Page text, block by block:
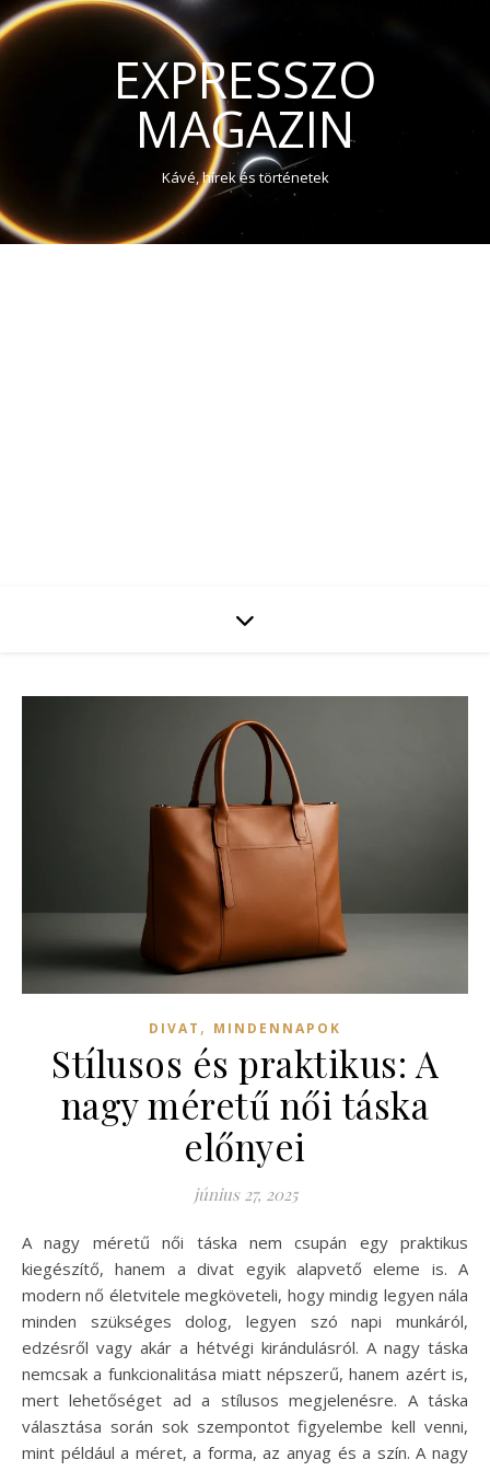
EXPRESSZO
MAGAZIN
Kávé, hírek és történetek
DIVAT , MINDENNAPOK
Stílusos és praktikus: A
nagy méretű női táska
előnyei
június 27, 2025
A nagy méretű női táska nem csupán egy praktikus
kiegészítő, hanem a divat egyik alapvető eleme is. A
modern nő életvitele megköveteli, hogy mindig legyen nála
minden szükséges dolog, legyen szó napi munkáról,
edzésről vagy akár a hétvégi kirándulásról. A nagy táska
nemcsak a funkcionalitása miatt népszerű, hanem azért is,
mert lehetőséget ad a stílusos megjelenésre. A táska
választása során sok szempontot figyelembe kell venni,
mint például a méret, a forma, az anyag és a szín. A nagy